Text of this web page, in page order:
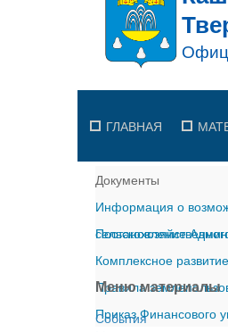
ГЛАВНАЯ
Документы
Информация о
Постановление
Комплексное
Правила
Приказ Финансового
Меню материалы
События